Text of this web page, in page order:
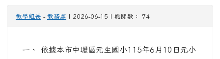
教學組長 - 教務處 | 2026-06-15 | 點閱數： 74
一、 依據本市中壢區元生國小115年6月10日元小